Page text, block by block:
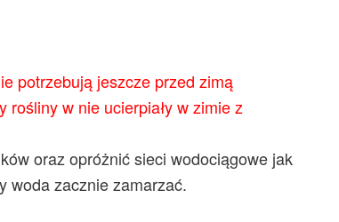
potrzebują jeszcze przed zimą
w nie ucierpiały w zimie z
oraz opróżnić sieci wodociągowe jak
woda zacznie zamarzać.